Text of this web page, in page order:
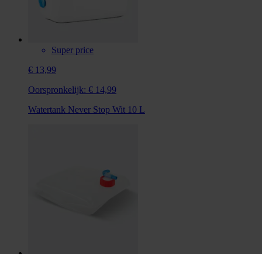
Super price
€ 13,99
Oorspronkelijk: € 14,99
Watertank Never Stop Wit 10 L